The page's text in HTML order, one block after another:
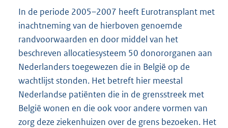
In de periode 2005–2007 heeft Eurotransplant met
inachtneming van de hierboven genoemde
randvoorwaarden en door middel van het
beschreven allocatiesysteem 50 donororganen aan
Nederlanders toegewezen die in België op de
wachtlijst stonden. Het betreft hier meestal
Nederlandse patiënten die in de grensstreek met
België wonen en die ook voor andere vormen van
zorg deze ziekenhuizen over de grens bezoeken. Het